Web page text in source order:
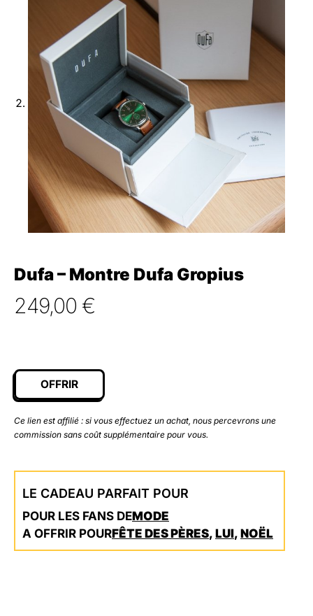
Dufa – Montre Dufa Gropius
249,00 €
OFFRIR
Ce lien est affilié : si vous effectuez un achat, nous percevrons une
commission sans coût supplémentaire pour vous.
LE CADEAU PARFAIT POUR
POUR LES FANS DEMODE
A OFFRIR POURFÊTE DES PÈRES, LUI, NOËL